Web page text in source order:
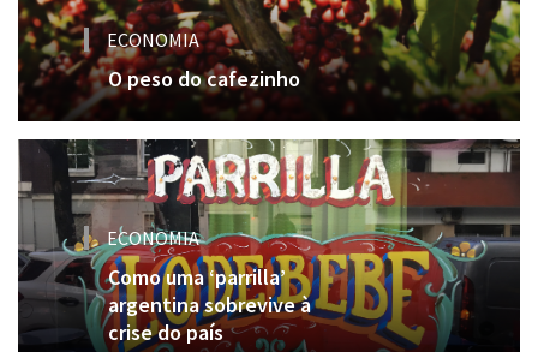
ECONOMIA
O peso do cafezinho
ECONOMIA
Como uma ‘parrilla’
argentina sobrevive à
crise do país